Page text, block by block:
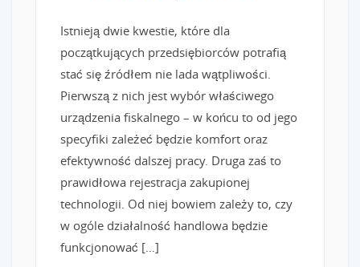
Istnieją dwie kwestie, które dla
początkujących przedsiębiorców potrafią
stać się źródłem nie lada wątpliwości.
Pierwszą z nich jest wybór właściwego
urządzenia fiskalnego – w końcu to od jego
specyfiki zależeć będzie komfort oraz
efektywność dalszej pracy. Druga zaś to
prawidłowa rejestracja zakupionej
technologii. Od niej bowiem zależy to, czy
w ogóle działalność handlowa będzie
funkcjonować […]